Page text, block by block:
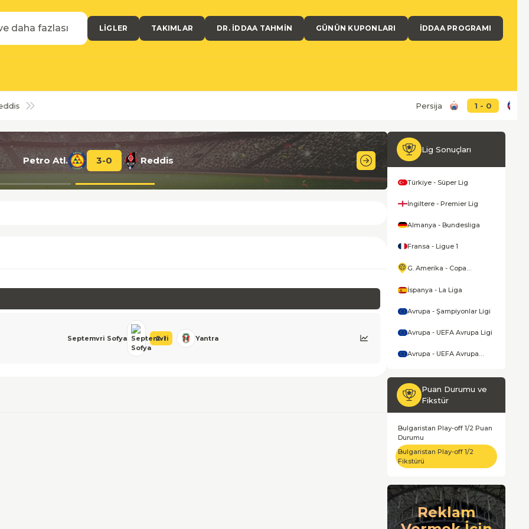
LIGLER TAKIMLAR DR. İDDAA TAHMIN GÜNÜN KUPONLARI İDDAA PROGRAMI
Persija - 0
Petro Atl. 3-0 Reddis
Septemvri Sofya 2-1 Yantra
Lig Sonuçları
Türkiye - Süper Lig
İngiltere - Premier Lig
Almanya - Bundesliga
Fransa - Ligue 1
G. Amerika - Copa
İspanya - La Liga
Avrupa - Şampiyonlar Ligi
Avrupa - UEFA Avrupa Ligi
Avrupa - UEFA Avrupa
Puan Durumu ve
Fikstür
Bulgaristan Play-off 1/2 Puan
Durumu
Bulgaristan Play-off 1/2
Fikstürü
Reklam